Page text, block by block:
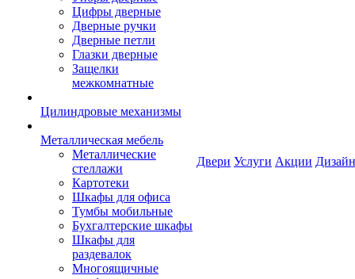
Цифры дверные
Дверные ручки
Дверные петли
Глазки дверные
Защелки
межкомнатные
Цилиндровые механизмы
Металлическая мебель
Металлические
стеллажи
Картотеки
Шкафы для офиса
Тумбы мобильные
Бухгалтерские шкафы
Шкафы для
раздевалок
Многоящичные
Двери Услуги Акции